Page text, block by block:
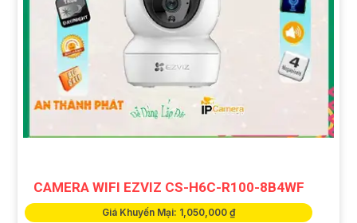
CAMERA WIFI EZVIZ CS-H6C-R100-8B4WF
Giá Khuyến Mại: 1,050,000 ₫